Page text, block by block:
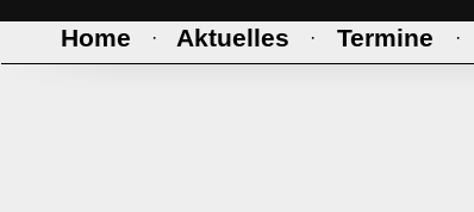
Home · Aktuelles · Termine ·